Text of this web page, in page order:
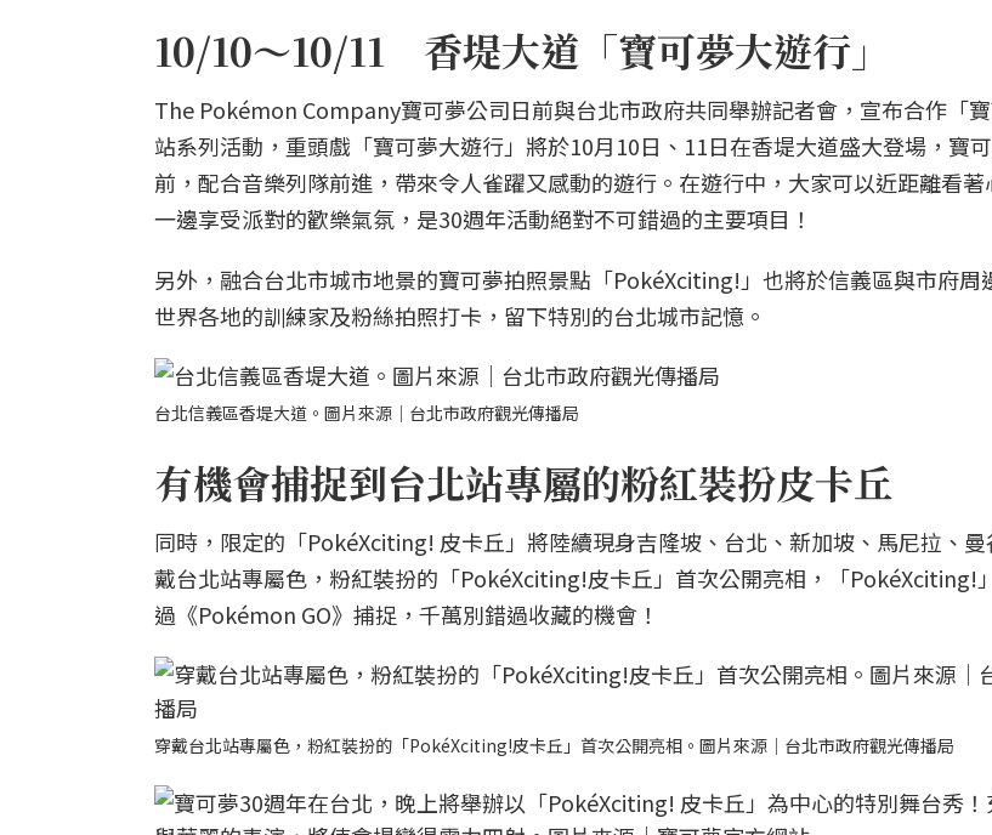
10/10～10/11 香堤大道「寶可夢大遊行」
The Pokémon Company寶可夢公司日前與台北市政府共同舉辦記者會，宣布合作「
站系列活動，重頭戲「寶可夢大遊行」將於10月10日、11日在香堤大道盛大登場，寶
前，配合音樂列隊前進，帶來令人雀躍又感動的遊行。在遊行中，大家可以近距離看著
一邊享受派對的歡樂氣氛，是30週年活動絕對不可錯過的主要項目！
另外，融合台北市城市地景的寶可夢拍照景點「PokéXciting!」也將於信義區與市府周
世界各地的訓練家及粉絲拍照打卡，留下特別的台北城市記憶。
台北信義區香堤大道。圖片來源｜台北市政府觀光傳播局
有機會捕捉到台北站專屬的粉紅裝扮皮卡丘
同時，限定的「PokéXciting! 皮卡丘」將陸續現身吉隆坡、台北、新加坡、馬尼拉、
戴台北站專屬色，粉紅裝扮的「PokéXciting!皮卡丘」首次公開亮相，「PokéXciting!
過《Pokémon GO》捕捉，千萬別錯過收藏的機會！
穿戴台北站專屬色，粉紅裝扮的「PokéXciting!皮卡丘」首次公開亮相。圖片來源｜台北市政府觀光傳播局